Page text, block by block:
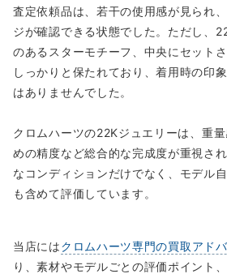
査定依頼品は、若干の使用感が見られ
ジが確認できる状態でした。ただし、
のあるスターモチーフ、中央にセット
しっかりと保たれており、着用時の印
はありませんでした。
クロムハーツの22Kジュエリーは、重
めの精度など総合的な完成度が重視さ
なコンディションだけでなく、モデル
も含めて評価しています。
当店にはクロムハーツ専門の買取アド
り、素材やモデルごとの評価ポイント